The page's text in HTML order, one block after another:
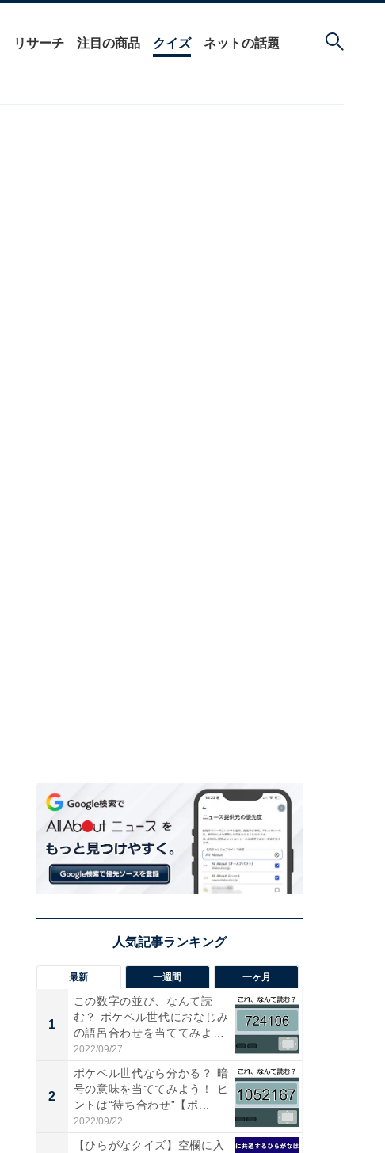
リサーチ 注目の商品 クイズ ネットの話題
最新 一週間 一ヶ月
1
この数字の並び、なんて読
む？ ポケベル世代におなじみ
の語呂合わせを当ててみよう
【...
2022/09/27
2
ポケベル世代なら分かる？ 暗
号の意味を当ててみよう！ ヒ
ントは“待ち合わせ”【ポ...
2022/09/22
【ひらがなクイズ】空欄に入